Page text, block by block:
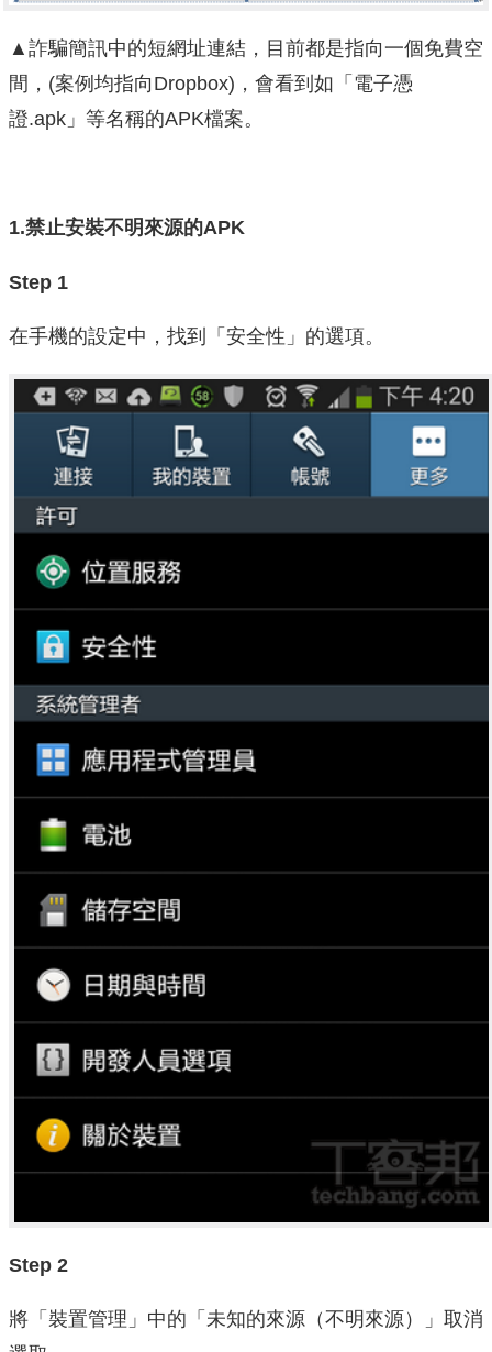
▲ 詐騙簡訊中的短網址連結，目前都是指向一個免費空
間，(案例均指向Dropbox)，會看到如「電子憑
證.apk」等名稱的APK檔案。
1.禁止安裝不明來源的APK
Step 1
在手機的設定中，找到「安全性」的選項。
Step 2
將「裝置管理」中的「未知的來源（不明來源）」取消